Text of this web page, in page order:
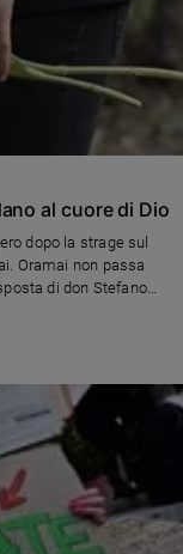
al cuore di Dio
dopo la strage sul
Oramai non passa
di don Stefano